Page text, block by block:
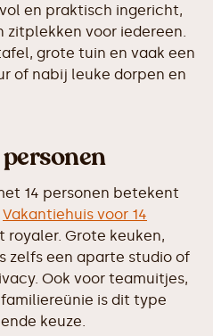
en praktisch ingericht,
voor iedereen.
grote tuin en vaak een
of nabij leuke dorpen en
14 personen betekent
Vakantiehuis voor 14
royaler. Grote keuken,
zelfs een aparte studio of
Ook voor teamuitjes,
is dit type
keuze.